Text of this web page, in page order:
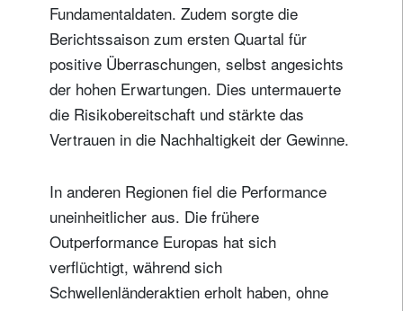
Fundamentaldaten. Zudem sorgte die
Berichtssaison zum ersten Quartal für
positive Überraschungen, selbst angesichts
der hohen Erwartungen. Dies untermauerte
die Risikobereitschaft und stärkte das
Vertrauen in die Nachhaltigkeit der Gewinne.
In anderen Regionen fiel die Performance
uneinheitlicher aus. Die frühere
Outperformance Europas hat sich
verflüchtigt, während sich
Schwellenländeraktien erholt haben, ohne